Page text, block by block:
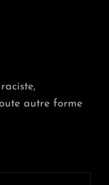
autre forme